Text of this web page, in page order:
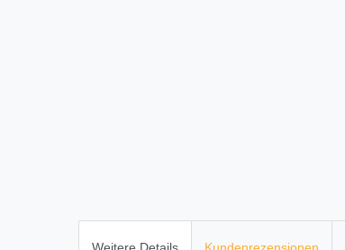
Weitere Details Kundenrezensionen